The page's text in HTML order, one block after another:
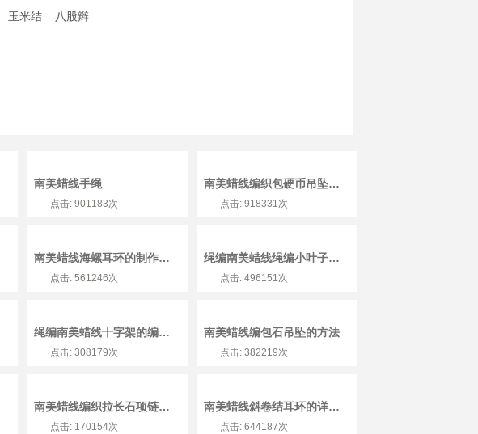
玉米结 八股辫
南美蜡线手绳
点击: 901183次
南美蜡线编织包硬币吊坠教程
点击: 918331次
南美蜡线海螺耳环的制作方法
点击: 561246次
绳编南美蜡线绳编小叶子的详细图解
点击: 496151次
绳编南美蜡线十字架的编制图解
点击: 308179次
南美蜡线编包石吊坠的方法
点击: 382219次
南美蜡线编织拉长石项链的详细制作教程
点击: 170154次
南美蜡线斜卷结耳环的详细编制图解
点击: 644187次